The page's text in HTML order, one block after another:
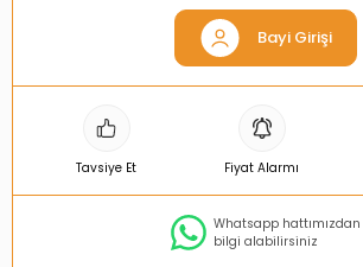
Bayi Girişi
Tavsiye Et Fiyat Alarmı
Whatsapp hattımızdan
bilgi alabilirsiniz